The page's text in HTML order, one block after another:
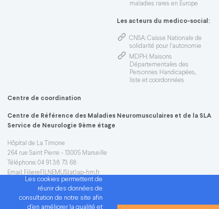
Les cookies permettent de
réunir des données de
consultation de notre site afin
d'en améliorer la qualité et
maladies rares en Europe
Les acteurs du medico-social:
CNSA: Caisse Nationale de
solidarité pour l'autonomie
MDPH: Maisons
Départementales des
Personnes Handicapées,
liste et coordonnées
Centre de coordination
Centre de Référence des Maladies Neuromusculaires et de la SLA
Service de Neurologie 9ème étage
Hôpital de La Timone
264 rue Saint Pierre - 13005 Marseille
Téléphone: 04 91 38 73 68
Email: FiliereFILNEMUS(at)ap-hm.fr